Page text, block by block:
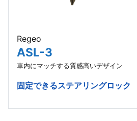
Regeo
ASL-3
車内にマッチする質感高いデザイン
固定できるステアリングロック